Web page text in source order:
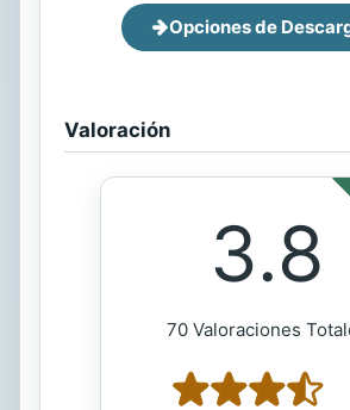
Opciones de
Valoración
3.8
70 Valoraciones